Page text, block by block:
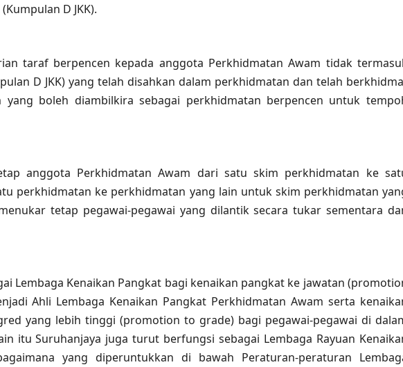
D JKK).
taraf berpencen kepada anggota Perkhidmatan Awam tidak
D JKK) yang telah disahkan dalam perkhidmatan dan telah
yang boleh diambilkira sebagai perkhidmatan berpencen untuk
anggota Perkhidmatan Awam dari satu skim perkhidmatan ke
perkhidmatan ke perkhidmatan yang lain untuk skim perkhidmatan
tetap pegawai-pegawai yang dilantik secara tukar sementara
Lembaga Kenaikan Pangkat bagi kenaikan pangkat ke jawatan
Ahli Lembaga Kenaikan Pangkat Perkhidmatan Awam serta
yang lebih tinggi (promotion to grade) bagi pegawai-pegawai di
itu Suruhanjaya juga turut berfungsi sebagai Lembaga Rayuan
yang diperuntukkan di bawah Peraturan-peraturan